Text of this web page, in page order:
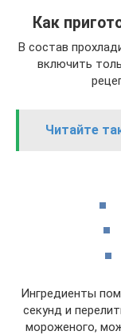
Как
В состав
включить
Читайте
Ингредиенты
секунд и
мороженого,